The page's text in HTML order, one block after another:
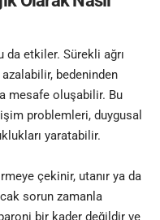
da etkiler. Sürekli ağrı
bedeninden
mesafe oluşabilir. Bu
problemleri, duygusal
yaratabilir.
çekinir, utanır ya da
sorun zamanla
bir kader değildir ve